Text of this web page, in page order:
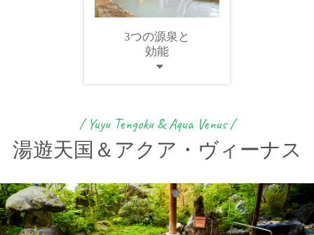
3つの源泉と
効能
/ Yuyu Tengoku & Aqua Venus /
湯遊天国＆アクア・ヴィーナス